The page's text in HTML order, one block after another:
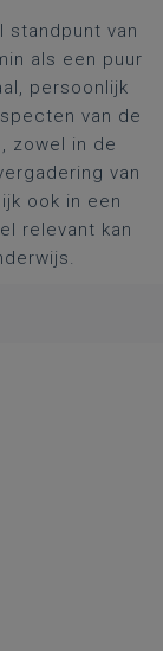
van
als een puur
persoonlijk
van de
zowel in de
van
ook in een
relevant kan